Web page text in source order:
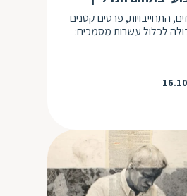
התחייבויות, פרטים קטנים
לכלול עשרות מסמכים: